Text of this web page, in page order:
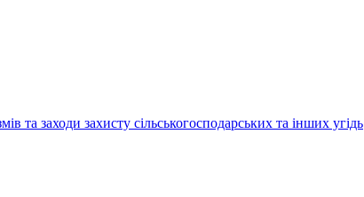
та заходи захисту сільськогосподарських та інших угідь